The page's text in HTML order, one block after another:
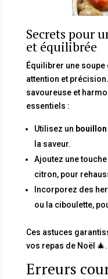
Secrets pour
et équilibrée
Équilibrer une
attention et
savoureuse et
essentiels :
Utilisez un
la saveur.
Ajoutez une
citron, pour
Incorporez des
ou la ciboulette,
Ces astuces
vos repas de Noël 🎄.
Erreurs